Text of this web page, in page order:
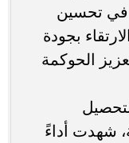
في تحسين
بجودة
الحوكمة
شهدت أداءً